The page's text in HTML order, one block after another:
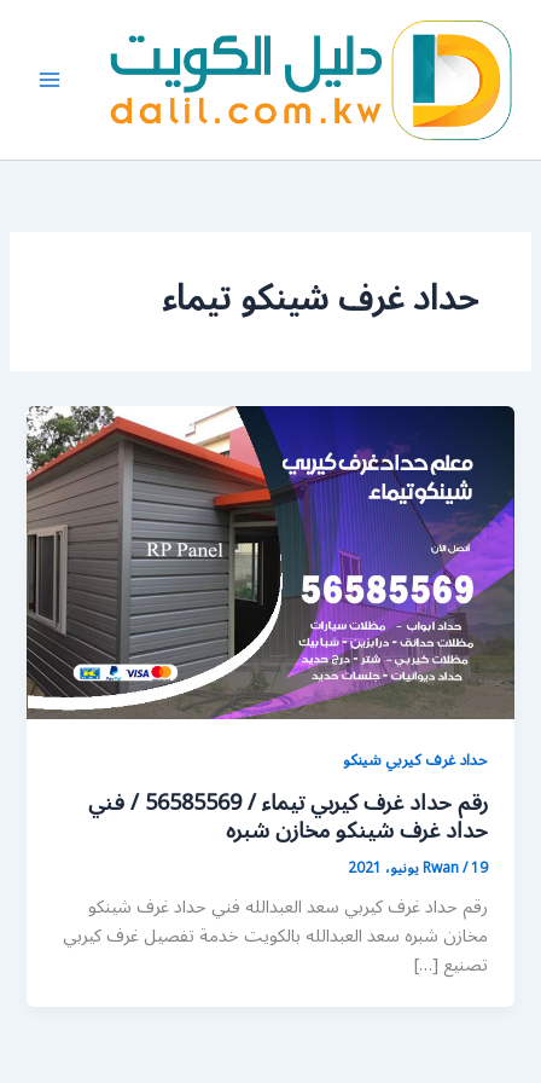
المحتوى
حداد غرف شينكو تيماء
حداد غرف كيربي شينكو
رقم حداد غرف كيربي تيماء / 56585569 / فني
حداد غرف شينكو مخازن شبره
Rwan/19 يونيو، 2021
رقم حداد غرف كيربي سعد العبدالله فني حداد غرف شينكو
مخازن شبره سعد العبدالله بالكويت خدمة تفصيل غرف كيربي
تصنيع […]